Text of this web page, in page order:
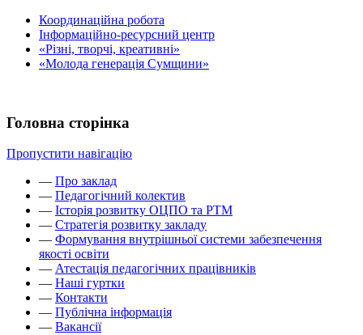
Координаційна робота
Інформаційно-ресурсний центр
«Різні, творчі, креативні»
«Молода генерація Сумщини»
Головна сторінка
Пропустити навігацію
— Про заклад
— Педагогічний колектив
— Історія розвитку ОЦПО та РТМ
— Стратегія розвитку закладу
— Формування внутрішньої системи забезпечення
якості освіти
— Атестація педагогічних працівників
— Наші гуртки
— Контакти
— Публічна інформація
— Вакансії